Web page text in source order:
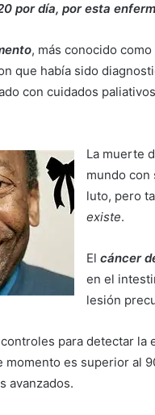
por día, por esta
, más conocido como
que había sido
con cuidados
La muerte
mundo con
luto, pero
existe.
El cáncer
en el
lesión
para detectar la
momento es superior al
avanzados.